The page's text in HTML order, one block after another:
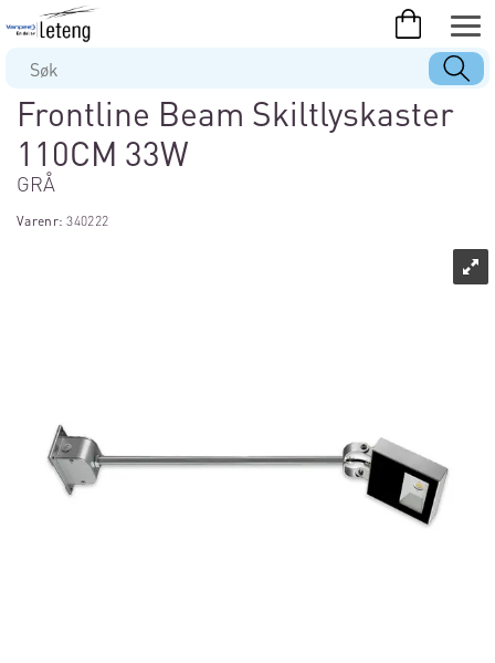
Frontline Beam Skiltlyskaster
110CM 33W
GRÅ
Varenr:340222